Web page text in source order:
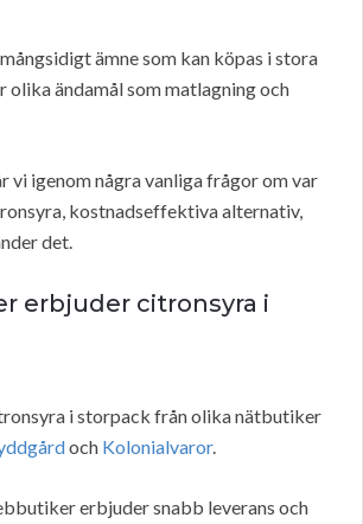
ämne som kan köpas i stora
ändamål som matlagning och
vi igenom några vanliga frågor om var
kostnadseffektiva alternativ,
det.
erbjuder citronsyra i
i storpack från olika nätbutiker
och Kolonialvaror.
erbjuder snabb leverans och